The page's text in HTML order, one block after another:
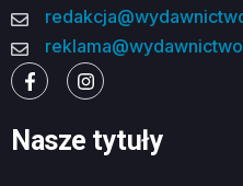
Nasze tytuły